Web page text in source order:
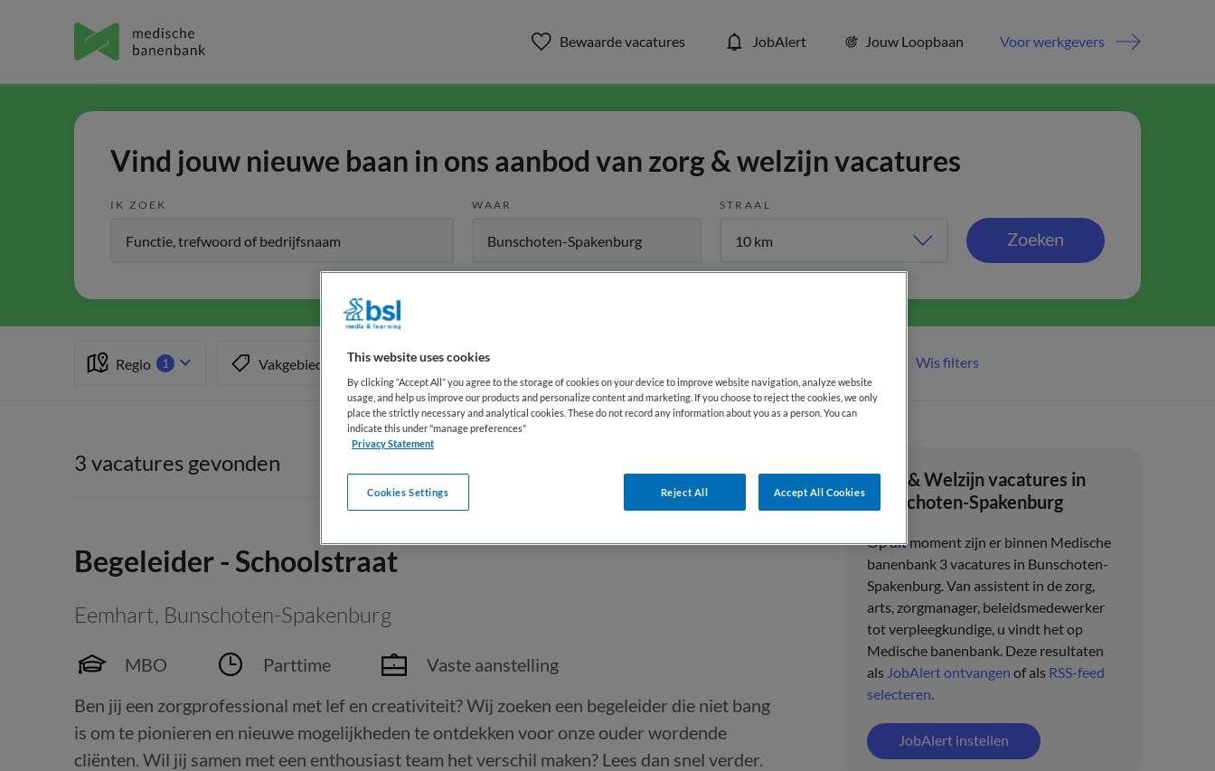
Bewaarde vacatures JobAlert Jouw Loopbaan Voor werkgevers
Vind jouw nieuwe baan in ons aanbod van zorg & welzijn vacatures
IK ZOEK WAAR STRAAL
Zoeken
Regio 1 Vakgebied Functiegebied Wis filters
Zorg & Welzijn vacatures in
Bunschoten-Spakenburg
Op dit moment zijn er binnen Medische
banenbank 3 vacatures in Bunschoten-
Spakenburg. Van assistent in de zorg,
arts, zorgmanager, beleidsmedewerker
tot verpleegkundige, u vindt het op
Medische banenbank. Deze resultaten
als JobAlert ontvangen of als RSS-feed
selecteren.
JobAlert instellen
3 vacatures gevonden
Begeleider - Schoolstraat
Eemhart, Bunschoten-Spakenburg
MBO Parttime
Vaste aanstelling
Ben jij een zorgprofessional met lef en creativiteit? Wij zoeken een begeleider die niet bang
is om te pionieren en nieuwe mogelijkheden te ontdekken voor onze ouder wordende
cliënten. Wil jij samen met een enthousiast team het verschil maken? Lees dan snel verder.
This website uses cookies
By clicking “Accept All” you agree to the storage of cookies on your device to improve website navigation, analyze website
usage, and help us improve our products and personalize content and marketing. If you choose to reject the cookies, we only
place the strictly necessary and analytical cookies. These do not record any information about you as a person. You can
indicate this under "manage preferences"
Privacy Statement
Reject All Accept All Cookies
Cookies Settings